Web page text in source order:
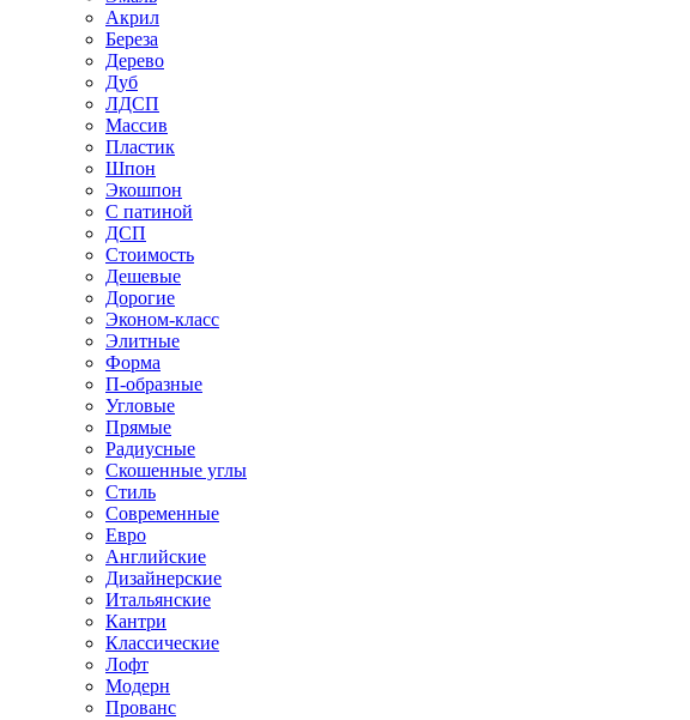
Акрил
Береза
Дерево
Дуб
ЛДСП
Массив
Пластик
Шпон
Экошпон
С патиной
ДСП
Стоимость
Дешевые
Дорогие
Эконом-класс
Элитные
Форма
П-образные
Угловые
Прямые
Радиусные
Скошенные углы
Стиль
Современные
Евро
Английские
Дизайнерские
Итальянские
Кантри
Классические
Лофт
Модерн
Прованс